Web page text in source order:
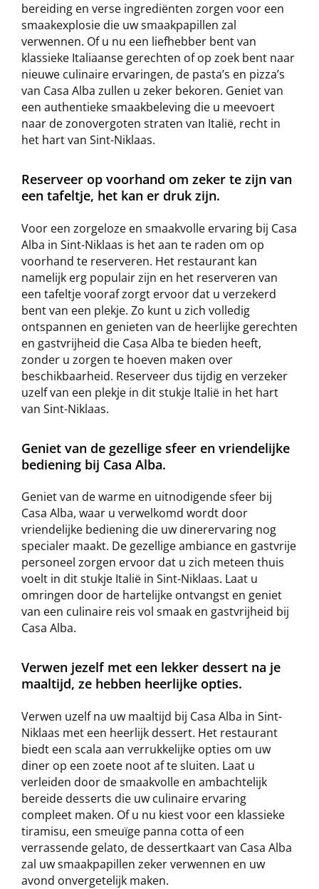
bereiding en verse ingrediënten zorgen voor een
smaakexplosie die uw smaakpapillen zal
verwennen. Of u nu een liefhebber bent van
klassieke Italiaanse gerechten of op zoek bent naar
nieuwe culinaire ervaringen, de pasta’s en pizza’s
van Casa Alba zullen u zeker bekoren. Geniet van
een authentieke smaakbeleving die u meevoert
naar de zonovergoten straten van Italië, recht in
het hart van Sint-Niklaas.
Reserveer op voorhand om zeker te zijn van
een tafeltje, het kan er druk zijn.
Voor een zorgeloze en smaakvolle ervaring bij Casa
Alba in Sint-Niklaas is het aan te raden om op
voorhand te reserveren. Het restaurant kan
namelijk erg populair zijn en het reserveren van
een tafeltje vooraf zorgt ervoor dat u verzekerd
bent van een plekje. Zo kunt u zich volledig
ontspannen en genieten van de heerlijke gerechten
en gastvrijheid die Casa Alba te bieden heeft,
zonder u zorgen te hoeven maken over
beschikbaarheid. Reserveer dus tijdig en verzeker
uzelf van een plekje in dit stukje Italië in het hart
van Sint-Niklaas.
Geniet van de gezellige sfeer en vriendelijke
bediening bij Casa Alba.
Geniet van de warme en uitnodigende sfeer bij
Casa Alba, waar u verwelkomd wordt door
vriendelijke bediening die uw dinerervaring nog
specialer maakt. De gezellige ambiance en gastvrije
personeel zorgen ervoor dat u zich meteen thuis
voelt in dit stukje Italië in Sint-Niklaas. Laat u
omringen door de hartelijke ontvangst en geniet
van een culinaire reis vol smaak en gastvrijheid bij
Casa Alba.
Verwen jezelf met een lekker dessert na je
maaltijd, ze hebben heerlijke opties.
Verwen uzelf na uw maaltijd bij Casa Alba in Sint-
Niklaas met een heerlijk dessert. Het restaurant
biedt een scala aan verrukkelijke opties om uw
diner op een zoete noot af te sluiten. Laat u
verleiden door de smaakvolle en ambachtelijk
bereide desserts die uw culinaire ervaring
compleet maken. Of u nu kiest voor een klassieke
tiramisu, een smeuïge panna cotta of een
verrassende gelato, de dessertkaart van Casa Alba
zal uw smaakpapillen zeker verwennen en uw
avond onvergetelijk maken.